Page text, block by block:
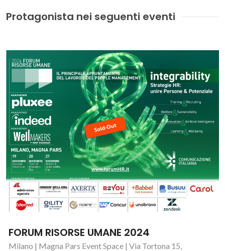
Protagonista nei seguenti eventi
FORUM RISORSE UMANE 2024
Milano | Magna Pars Event Space | Via Tortona 15,